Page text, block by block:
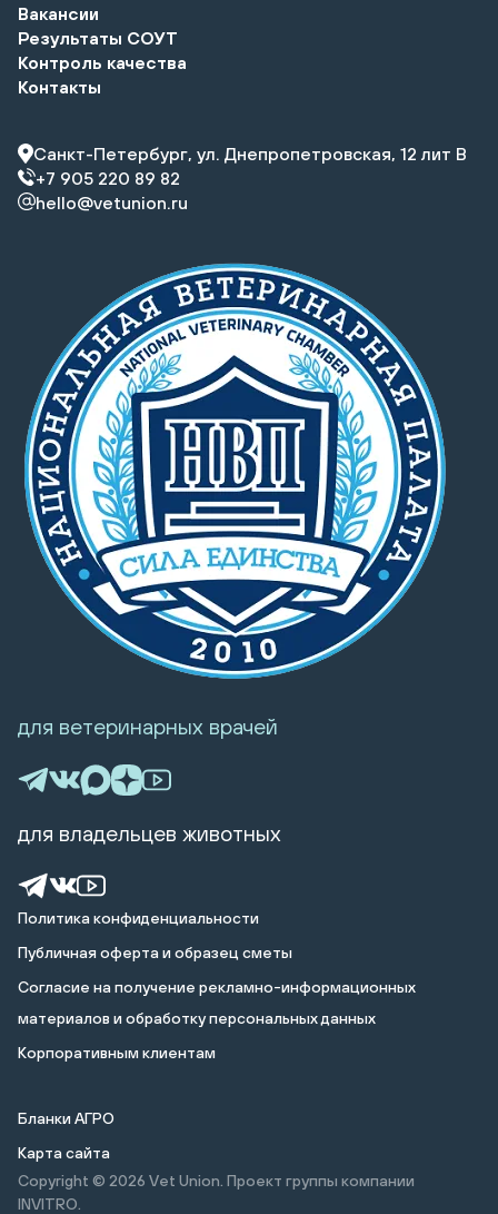
Вакансии
Результаты СОУТ
Контроль качества
Контакты
Санкт-Петербург, ул. Днепропетровская, 12 лит В
+7 905 220 89 82
hello@vetunion.ru
Политика конфиденциальности
Публичная оферта и образец сметы
Cогласие на получение рекламно-информационных
материалов и обработку персональных данных
Корпоративным клиентам
Бланки АГРО
Карта сайта
Copyright © 2026 Vet Union. Проект группы компании
INVITRO.
для ветеринарных врачей
для владельцев животных